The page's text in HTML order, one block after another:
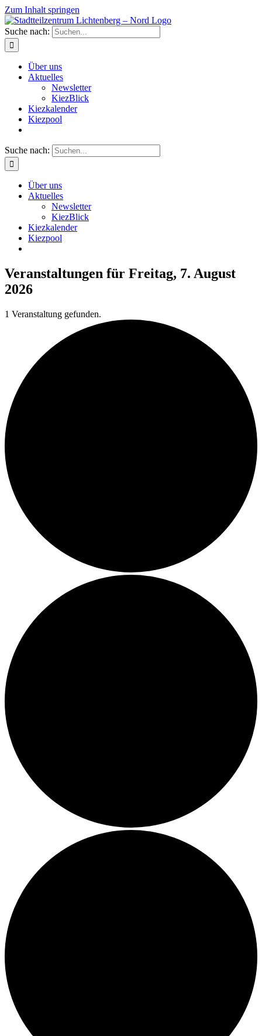
Zum Inhalt springen
Suche nach:
Über uns
Aktuelles
Newsletter
KiezBlick
Kiezkalender
Kiezpool
Suche nach:
Über uns
Aktuelles
Newsletter
KiezBlick
Kiezkalender
Kiezpool
Veranstaltungen für Freitag, 7. August
2026
1 Veranstaltung gefunden.